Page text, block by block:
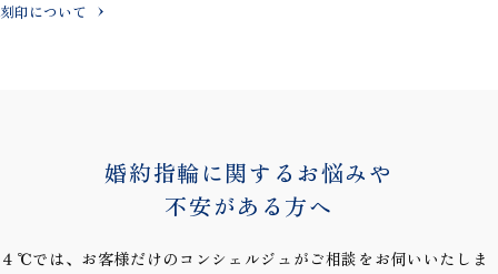
刻印について
婚約指輪に関するお悩みや
不安がある方へ
４℃では、お客様だけのコンシェルジュがご相談をお伺いいたしま